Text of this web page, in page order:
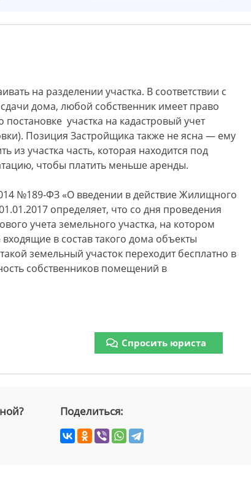
на разделении участка. В соответствии с
дома, любой собственник имеет право
постановке участка на кадастровый учет
Позиция Застройщика также не ясна — ему
из участка часть, которая находится под
чтобы платить меньше аренды.
№189-ФЗ «О введении в действие Жилищного
определяет, что со дня проведения
учета земельного участка, на котором
в состав такого дома объекты
земельный участок переходит бесплатно в
собственников помещений в
Спросить юриста
Поделиться: